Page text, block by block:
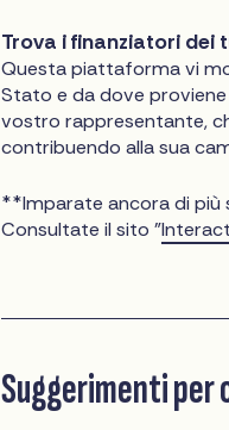
Trova i finanziatori dei
Questa piattaforma vi
Stato e da dove
vostro rappresentante,
contribuendo alla sua
**Imparate ancora di più
Consultate il sito "
Suggerimenti